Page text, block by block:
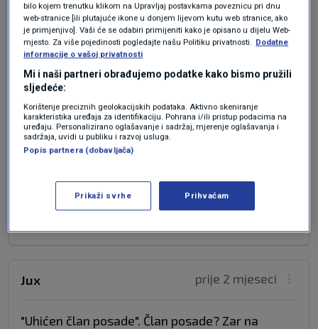
prije 2 mjeseci
Tulipan
Kojom je brzinom plovio katamaran i kojom
brzinom je bilo prpisano da ide u takvoj lokaciji?
Jedrilica je bila na uključenom motoru i navodno
na autopilotu....
Fizika manevra usporavanja za inerciju
jedrilicu su jasni i i lajku....????????????
Odgovor
prije 2 mjeseci
Jux
"Uhićen član posade". Član posade? Zar na
bilo kojem trenutku klikom na Upravljaj postavkama poveznicu pri dnu
web-stranice [ili plutajuće ikone u donjem lijevom kutu web stranice, ako
je primjenjivo]. Vaši će se odabiri primijeniti kako je opisano u dijelu Web-
mjesto. Za više pojedinosti pogledajte našu Politiku privatnosti. Dodatne
informacije o vašoj privatnosti
Mi i naši partneri obrađujemo podatke kako bismo pružili
sljedeće:
Korištenje preciznih geolokacijskih podataka. Aktivno skeniranje
karakteristika uređaja za identifikaciju. Pohrana i/ili pristup podacima na
uređaju. Personalizirano oglašavanje i sadržaj, mjerenje oglašavanja i
sadržaja, uvidi u publiku i razvoj usluga.
Popis partnera (dobavljača)
Prikaži svrhe Prihvaćam